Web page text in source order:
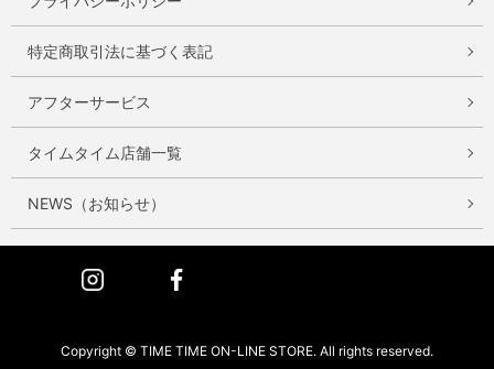
特定商取引法に基づく表記
アフターサービス
タイムタイム店舗一覧
NEWS（お知らせ）
Instagram
Copyright © TIME TIME ON-LINE STORE. All rights reserved.